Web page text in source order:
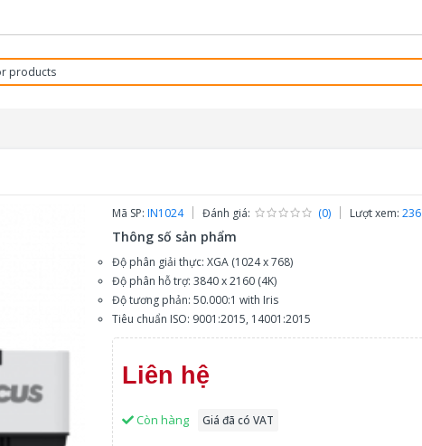
Mã SP: IN1024 Đánh giá: (0) Lượt xem: 236
Thông số sản phẩm
Độ phân giải thực: XGA (1024 x 768)
Độ phân hỗ trợ: 3840 x 2160 (4K)
Độ tương phản: 50.000:1 with Iris
Tiêu chuẩn ISO: 9001:2015, 14001:2015
Liên hệ
Còn hàng Giá đã có VAT